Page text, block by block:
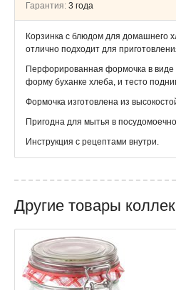
Гарантия: 3 года
Корзинка с блюдом для домашнего
отлично подходит для
Перфорированная формочка в виде
форму буханке хлеба, и тесто
Формочка изготовлена из
Пригодна для мытья в
Инструкция с рецептами внутри.
Другие товары